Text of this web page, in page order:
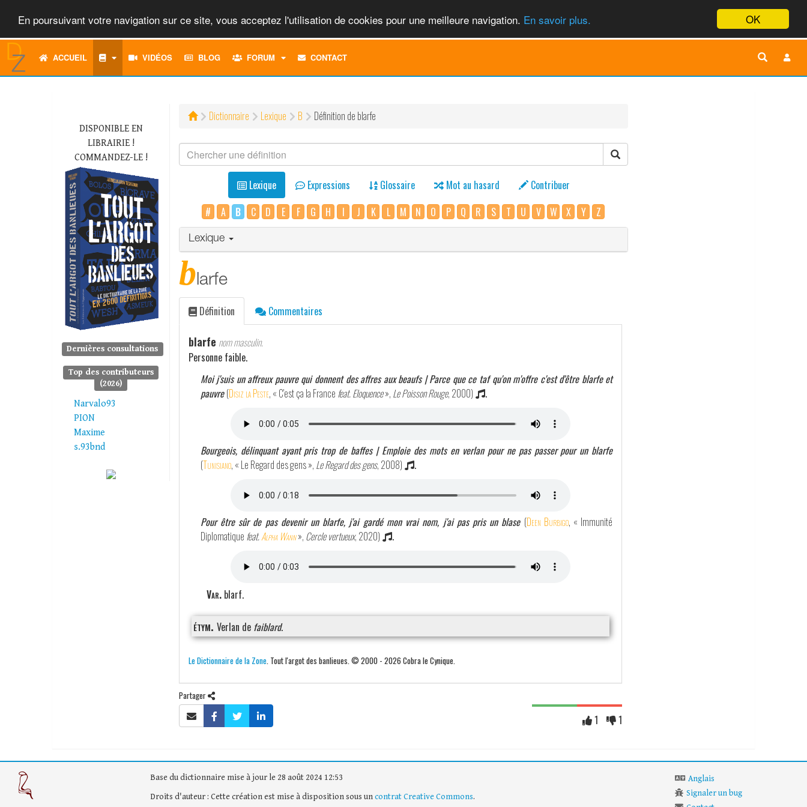
OK
En poursuivant votre navigation sur ce site, vous acceptez l'utilisation de cookies pour une meilleure navigation. En savoir plus.
ACCUEIL VIDÉOS BLOG FORUM
TOGGLECONTACT
DISPONIBLE EN
LIBRAIRIE !
COMMANDEZ-LE !
Dernières consultations
Top des contributeurs
(2026)
Narvalo93
PION
Maxime
s.93bnd
Dictionnaire Lexique B Définition de blarfe
Lexique Expressions Glossaire Mot au hasard
Contribuer
#
A B C D E F G H I J K L M N O P Q R S T U V W X Y Z
Lexique
blarfe
Définition Commentaires
blarfe nom masculin.
Personne faible.
Moi j'suis un affreux pauvre qui donnent des affres aux beaufs | Parce que ce taf qu'on m'offre c'est d'être blarfe et
pauvre (Disiz la Peste, « C'est ça la France feat. Eloquence», Le Poisson Rouge, 2000) .
Bourgeois, délinquant ayant pris trop de baffes | Emploie des mots en verlan pour ne pas passer pour un blarfe
(Tunisiano, « Le Regard des gens », Le Regard des gens, 2008) .
Pour être sûr de pas devenir un blarfe, j'ai gardé mon vrai nom, j'ai pas pris un blase (Deen Burbigo, « Immunité
Diplomatique feat.Alpha Wann», Cercle vertueux, 2020) .
Var. blarf.
étym. Verlan de faiblard.
Le Dictionnaire de la Zone. Tout l'argot des banlieues. © 2000 - 2026 Cobra le Cynique.
Partager
1 1
Base du dictionnaire mise à jour le 28 août 2024 12:53
Droits d'auteur : Cette création est mise à disposition sous uncontrat Creative Commons.
Anglais
Signaler un bug